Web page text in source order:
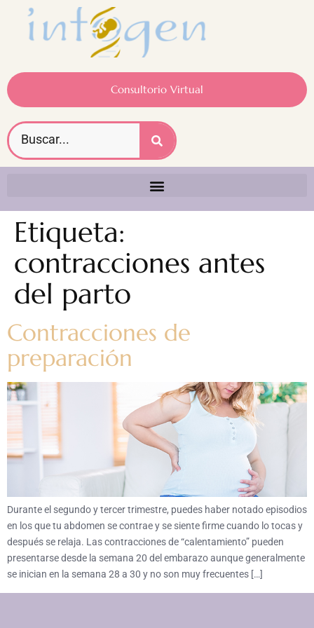
Consultorio Virtual
Etiqueta:
contracciones antes
del parto
Contracciones de
preparación
Durante el segundo y tercer trimestre, puedes haber notado episodios
en los que tu abdomen se contrae y se siente firme cuando lo tocas y
después se relaja. Las contracciones de “calentamiento” pueden
presentarse desde la semana 20 del embarazo aunque generalmente
se inician en la semana 28 a 30 y no son muy frecuentes […]